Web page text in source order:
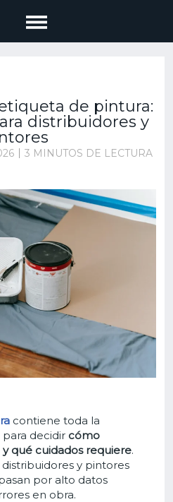
de pintura:
distribuidores y
3 MINUTOS DE LECTURA
contiene toda la
decidir cómo
qué cuidados requiere.
y pintores
por alto datos
en obra.